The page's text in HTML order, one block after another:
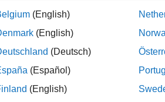
at a specified time. The
Step time
Step time parameter determines
If one of these parameters is a
(English)
(English)
(Deutsch)
(Español)
(English)